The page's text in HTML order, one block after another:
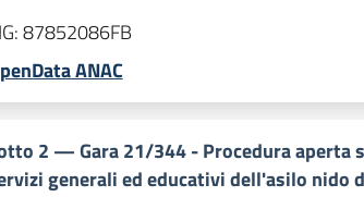
87852086FB
ANAC
2 —Gara 21/344 - Procedura
generali ed educativi dell'asilo nido